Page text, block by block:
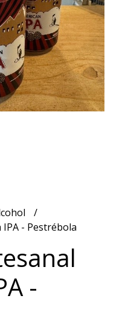
- Pestrébola
-